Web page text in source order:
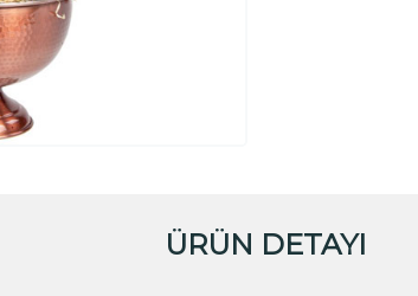
ÜRÜN DETAYI